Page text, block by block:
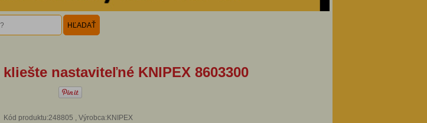
kliešte nastaviteľné KNIPEX 8603300
Kód produktu:248805 , Výrobca:KNIPEX